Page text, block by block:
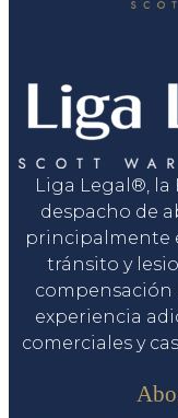
Liga Legal®, la
despacho de
principalmente
tránsito y
compensación
experiencia
comerciales y